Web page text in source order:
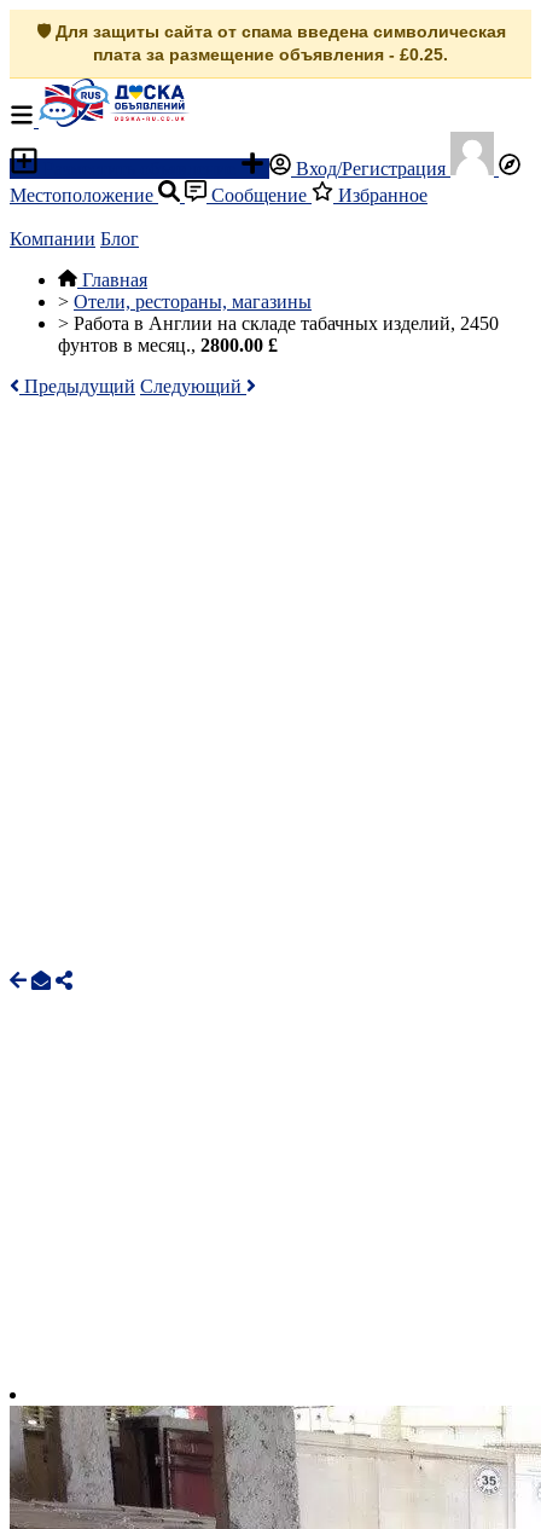
🛡️ Для защиты сайта от спама введена символическая
плата за размещение объявления - £0.25.
Вход/Регистрация
Местоположение
Сообщение Избранное
Компании Блог
Главная
> Отели, рестораны, магазины
> Работа в Англии на складе табачных изделий, 2450
фунтов в месяц., 2800.00 £
Предыдущий Следующий